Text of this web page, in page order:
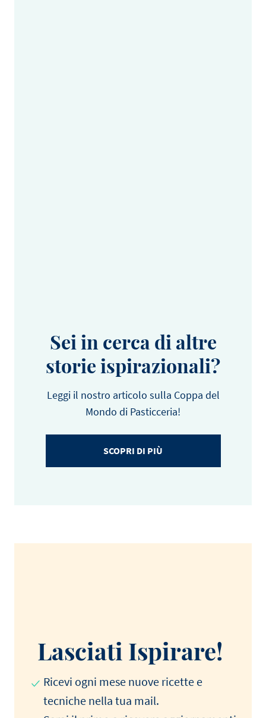
Sei in cerca di altre
storie ispirazionali?
Leggi il nostro articolo sulla Coppa del
Mondo di Pasticceria!
SCOPRI DI PIÙ
Lasciati Ispirare!
Ricevi ogni mese nuove ricette e
tecniche nella tua mail.